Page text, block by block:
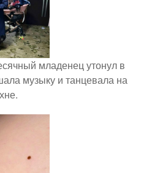
младенец утонул в
музыку и танцевала на